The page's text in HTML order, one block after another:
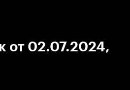
от 02.07.2024,